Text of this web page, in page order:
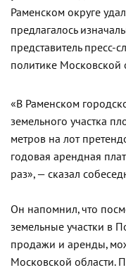
Раменском округе
предлагалось
представитель пресс-
политике Московской
«В Раменском
земельного участка
метров на лот
годовая арендная
раз», — сказал
Он напомнил, что
земельные участки в
продажи и аренды,
Московской области.